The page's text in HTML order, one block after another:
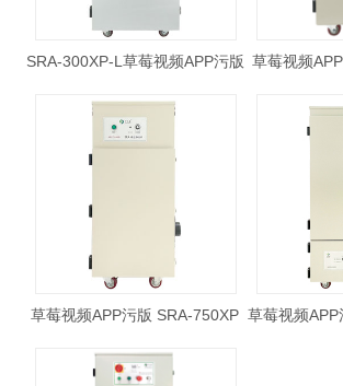
SRA-300XP-L草莓视频APP污版 草莓视频
草莓视频APP污版 SRA-750XP 草莓视频